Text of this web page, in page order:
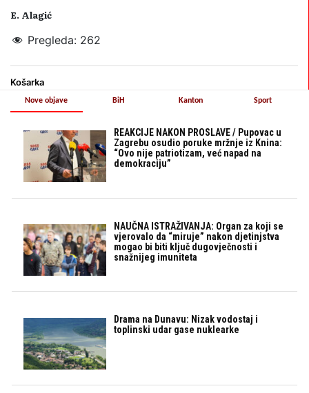
E. Alagić
Pregleda: 262
Košarka
Nove objave
REAKCIJE NAKON PROSLAVE / Pupovac u
Zagrebu osudio poruke mržnje iz Knina:
“Ovo nije patriotizam, već napad na
demokraciju”
NAUČNA ISTRAŽIVANJA: Organ za koji se
vjerovalo da “miruje” nakon djetinjstva
mogao bi biti ključ dugovječnosti i
snažnijeg imuniteta
Drama na Dunavu: Nizak vodostaj i
toplinski udar gase nuklearke
BiH Kanton Sport